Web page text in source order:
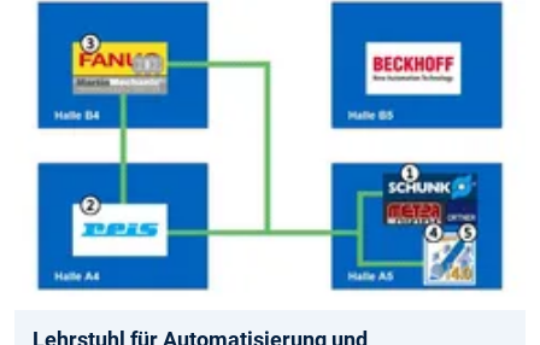
Lehrstuhl für Automatisierung und